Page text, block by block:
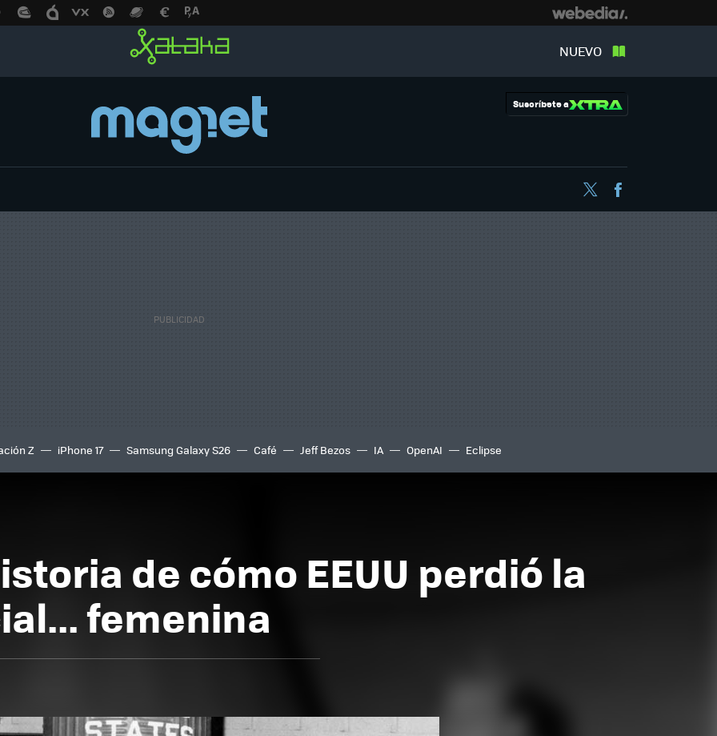
NUEVO
Suscríbete a
Twitter
Z iPhone 17 Samsung Galaxy S26 Café Jeff Bezos IA OpenAI Eclipse
de cómo EEUU perdió la
femenina